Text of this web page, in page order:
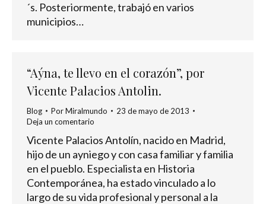
´s. Posteriormente, trabajó en varios
municipios…
“Aýna, te llevo en el corazón”, por
Vicente Palacios Antolin.
Blog PorMiralmundo
23 de mayo de 2013
Deja un comentario
Vicente Palacios Antolín, nacido en Madrid,
hijo de un ayniego y con casa familiar y familia
en el pueblo. Especialista en Historia
Contemporánea, ha estado vinculado a lo
largo de su vida profesional y personal a la